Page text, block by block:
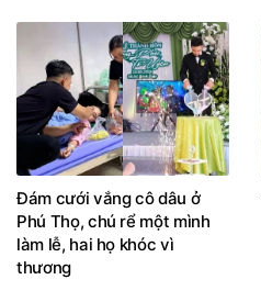
Đám cưới vắng cô dâu ở
Phú Thọ, chú rể một mình
làm lễ, hai họ khóc vì
thương